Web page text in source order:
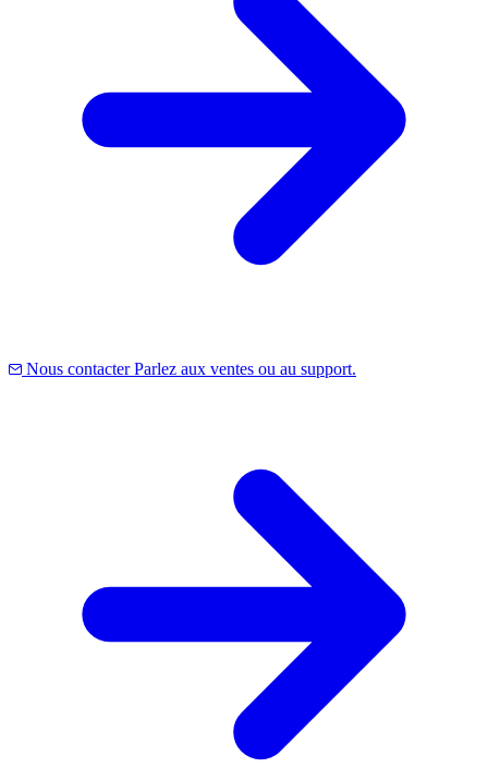
Nous contacter Parlez aux ventes ou au support.